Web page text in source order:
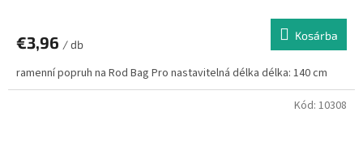
€3,96 / db
Kosárba
ramenní popruh na Rod Bag Pro nastavitelná délka délka: 140 cm
Kód: 10308